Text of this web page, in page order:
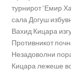
турнирот ‘Емир
сала Догуш
Вахид Кицара
Противникот
Незадоволни
Кицара лежеше